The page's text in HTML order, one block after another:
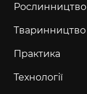
Рослинництво
Тваринництво
Практика
Технології